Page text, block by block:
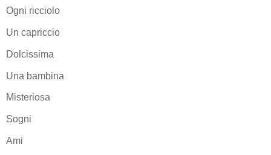
Ogni ricciolo
Un capriccio
Dolcissima
Una bambina
Misteriosa
Sogni
Ami